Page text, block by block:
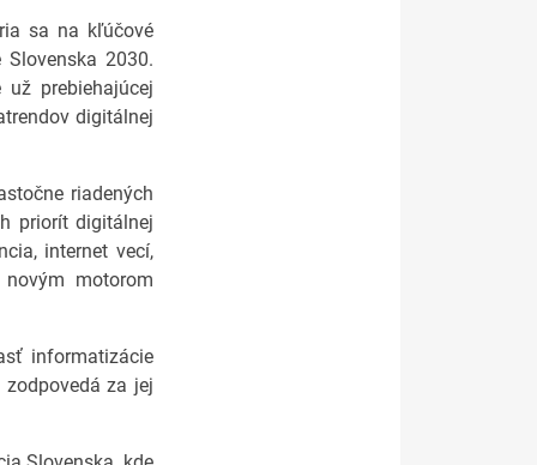
sa na kľúčové
2030.
prebiehajúcej
digitálnej
riadených
priorít digitálnej
internet vecí,
motorom
informatizácie
za jej